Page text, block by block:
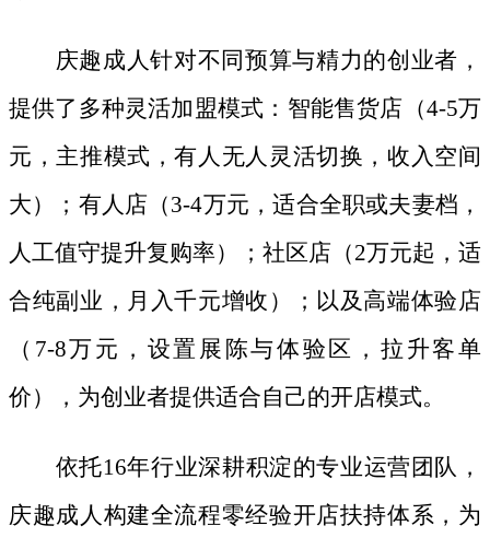
庆趣成人针对不同预算与精力的创业者，
提供了多种灵活加盟模式：智能售货店（4-5万
元，主推模式，有人无人灵活切换，收入空间
大）；有人店（3-4万元，适合全职或夫妻档，
人工值守提升复购率）；社区店（2万元起，适
合纯副业，月入千元增收）；以及高端体验店
（7-8万元，设置展陈与体验区，拉升客单
价），为创业者提供适合自己的开店模式。
依托16年行业深耕积淀的专业运营团队，
庆趣成人构建全流程零经验开店扶持体系，为